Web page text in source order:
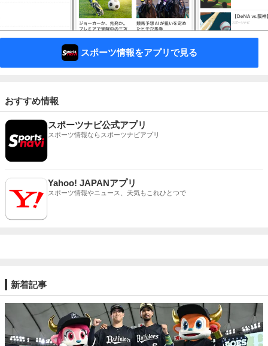
スポーツ情報をアプリで見る
おすすめ情報
スポーツナビ公式アプリ
スポーツ情報ならスポーツナビアプリ
Yahoo! JAPANアプリ
スポーツ情報やニュース、天気もこれひとつで
新着記事